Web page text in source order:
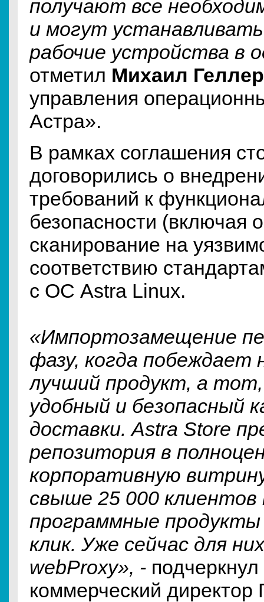
получают все
и могут
рабочие устройства в
отметил Михаил
управления
Астра».
В рамках соглашения
договорились о
требований к
безопасности (включая
сканирование на
соответствию
с ОС Astra Linux.
«Импортозамещение
фазу, когда побеждает
лучший продукт, а
удобный и безопасный
доставки. Astra Store
репозитория в
корпоративную
свыше 25 000 клиентов
программные
клик. Уже сейчас для
webProxy», - подчеркнул
коммерческий директор